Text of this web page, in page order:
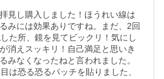
見し購入しました！ほうれい線は
みには効果ありですね。まだ、2回
た所、鏡を見てビックリ！気にし
消えスッキリ！自己満足と思いき
みなくなったねと言われました。
は恐る恐るパッチを貼りました、